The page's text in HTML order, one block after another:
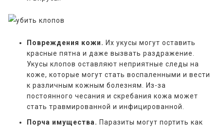
Повреждения кожи. Их укусы могут оставить
красные пятна и даже вызвать раздражение.
Укусы клопов оставляют неприятные следы на
коже, которые могут стать воспаленными и вести
к различным кожным болезням. Из-за
постоянного чесания и скребания кожа может
стать травмированной и инфицированной.
Порча имущества. Паразиты могут портить как